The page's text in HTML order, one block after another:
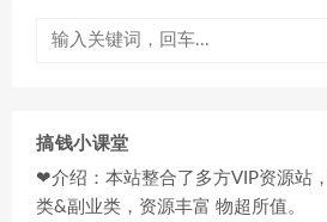
搞钱小课堂
❤介绍：本站整合了多方VIP资源站
类&副业类，资源丰富 物超所值。